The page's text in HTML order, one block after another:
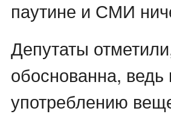
паутине и СМИ
Депутаты
обоснованна,
употреблению